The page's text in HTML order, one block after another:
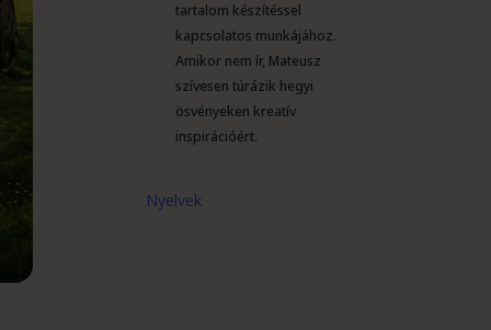
tartalom készítéssel
kapcsolatos munkájához.
Amikor nem ír, Mateusz
szívesen túrázik hegyi
ösvényeken kreatív
inspirációért.
Nyelvek